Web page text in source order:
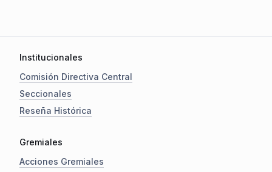
Institucionales
Comisión Directiva Central
Seccionales
Reseña Histórica
Gremiales
Acciones Gremiales